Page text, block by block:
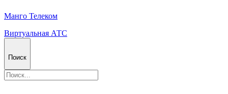
Манго Телеком
Виртуальная АТС
Поиск